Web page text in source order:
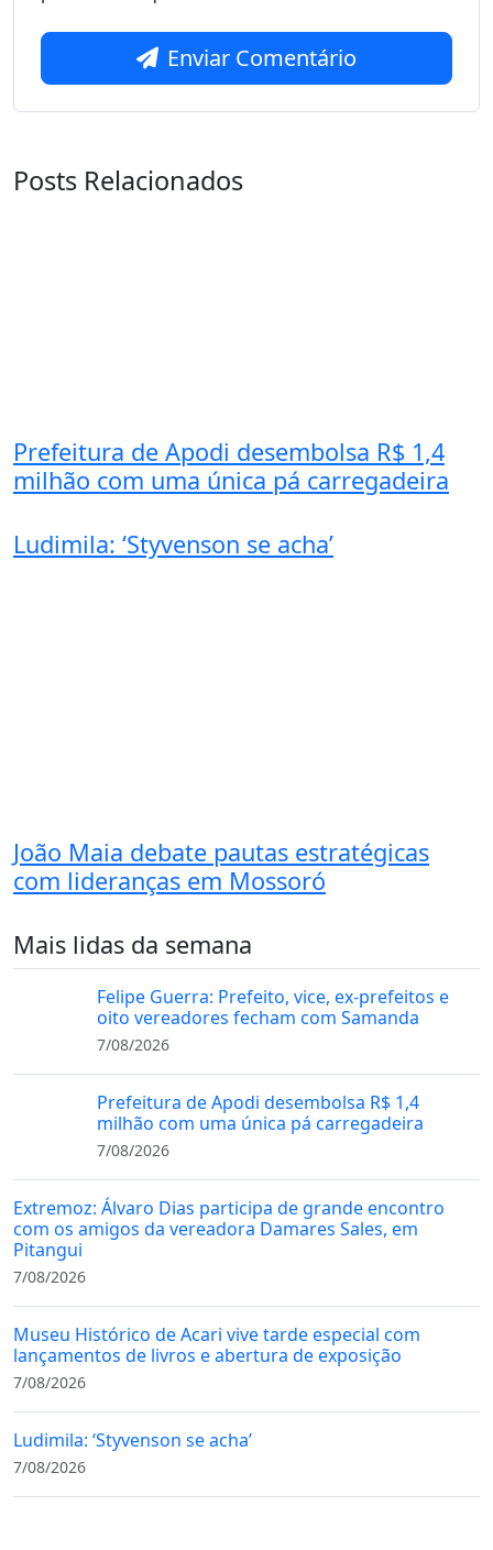
Enviar Comentário
Posts Relacionados
Prefeitura de Apodi desembolsa R$ 1,4
milhão com uma única pá carregadeira
Ludimila: ‘Styvenson se acha’
João Maia debate pautas estratégicas
com lideranças em Mossoró
Mais lidas da semana
Felipe Guerra: Prefeito, vice, ex-prefeitos e
oito vereadores fecham com Samanda
7/08/2026
Prefeitura de Apodi desembolsa R$ 1,4
milhão com uma única pá carregadeira
7/08/2026
Extremoz: Álvaro Dias participa de grande encontro
com os amigos da vereadora Damares Sales, em
Pitangui
7/08/2026
Museu Histórico de Acari vive tarde especial com
lançamentos de livros e abertura de exposição
7/08/2026
Ludimila: ‘Styvenson se acha’
7/08/2026